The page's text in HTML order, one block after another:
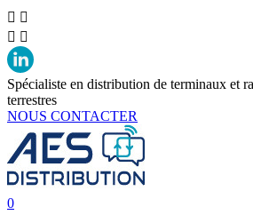
 
 
Spécialiste en distribution de terminaux et
terrestres
NOUS CONTACTER
0